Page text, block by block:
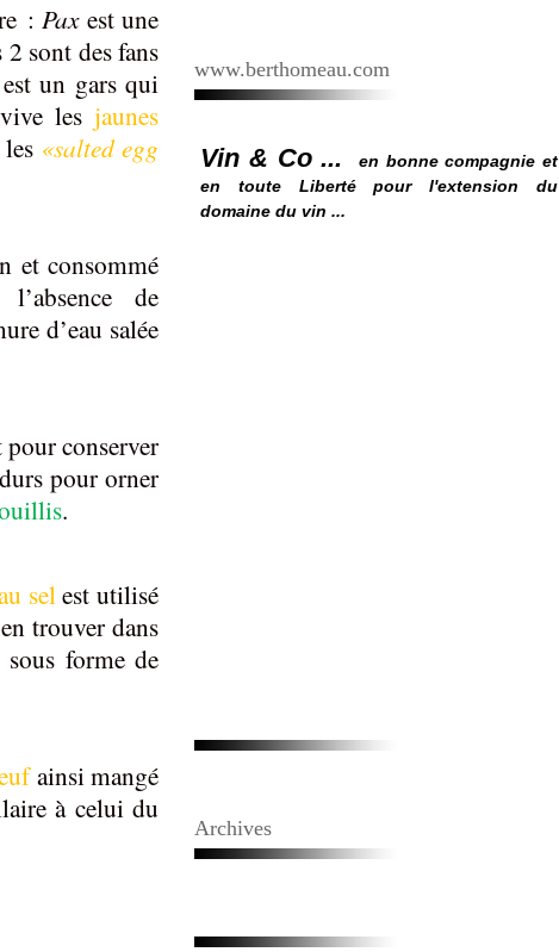
:Paxest une
sont des fans
un gars qui
les jaunes
les «salted egg
et consommé
de
d’eau salée
conserver
pour orner
.
selest utilisé
trouver dans
forme de
ainsi mangé
à celui du
www.berthomeau.com
Vin & Co ...
en bonne compagnie et
en toute Liberté pour l'extension du
domaine du vin ...
Archives